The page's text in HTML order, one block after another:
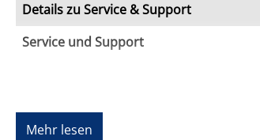
Details zu Service & Support
Service und Support
Mehr lesen